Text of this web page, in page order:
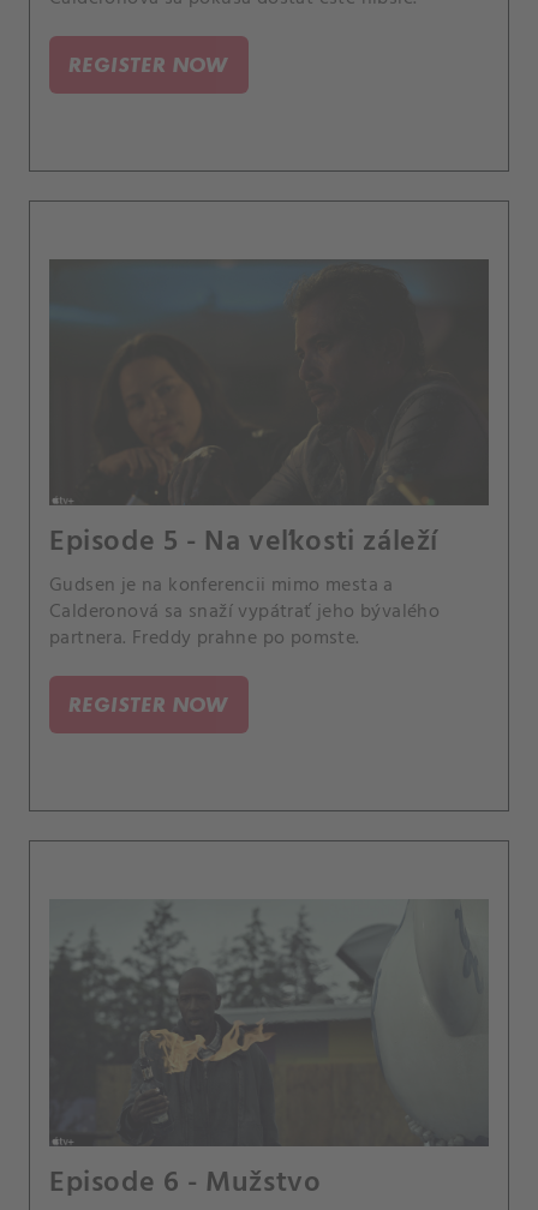
REGISTER NOW
Episode 5 - Na veľkosti záleží
Gudsen je na konferencii mimo mesta a
Calderonová sa snaží vypátrať jeho bývalého
partnera. Freddy prahne po pomste.
REGISTER NOW
Episode 6 - Mužstvo